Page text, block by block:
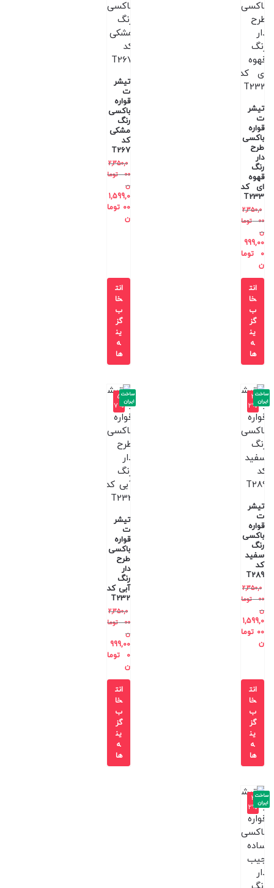
تیشر
ت
قواره
باکسی
طرح
دار
رنگ
قهوه
ای کد
T233
2,350,0
00
توما
ن
999,00
0
توما
ن
انت
خا
ب
گز
ین
ه
ها
تیشر
ت
قواره
باکسی
رنگ
مشکی
کد
T267
2,350,0
00
توما
ن
1,599,0
00 توما
ن
انت
خا
ب
گز
ین
ه
ها
-3
2%
تیشر
ت
قواره
باکسی
رنگ
سفید
کد
T289
2,350,0
00
توما
ن
1,599,0
00 توما
ن
ساخت
ایران
انت
خا
ب
گز
ین
ه
ها
-5
7%
تیشر
ت
قواره
باکسی
طرح
دار
رنگ
آبی کد
T232
2,350,0
00
توما
ن
999,00
0
توما
ن
ساخت
ایران
انت
خا
ب
گز
ین
ه
ها
-3
2%
ساخت
ایران